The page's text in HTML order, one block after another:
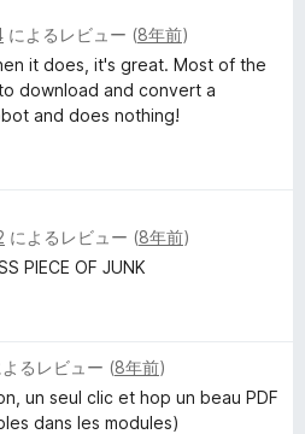
によるレビュー (8年前)
it does, it's great. Most of the
download and convert a
and does nothing!
によるレビュー (8年前)
PIECE OF JUNK
よるレビュー (8年前)
un seul clic et hop un beau PDF
dans les modules)